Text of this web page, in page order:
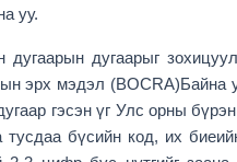
уу.
дугаарын дугаарыг
эрх мэдэл (BOCRA)Байна
гэсэн үг Улс орны
тусдаа бүсийн код, их